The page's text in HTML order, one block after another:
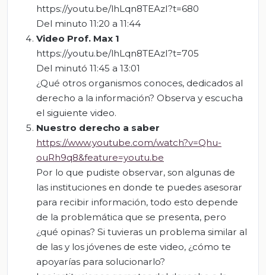
https://youtu.be/lhLqn8TEAzI?t=680
Del minuto 11:20 a 11:44
Video Prof. Max 1
https://youtu.be/lhLqn8TEAzI?t=705
Del minutó 11:45 a 13:01
¿Qué otros organismos conoces, dedicados al
derecho a la información? Observa y escucha
el siguiente video.
Nuestro derecho a saber
https://www.youtube.com/watch?v=Qhu-
ouRh9q8&feature=youtu.be
Por lo que pudiste observar, son algunas de
las instituciones en donde te puedes asesorar
para recibir información, todo esto depende
de la problemática que se presenta, pero
¿qué opinas? Si tuvieras un problema similar al
de las y los jóvenes de este video, ¿cómo te
apoyarías para solucionarlo?